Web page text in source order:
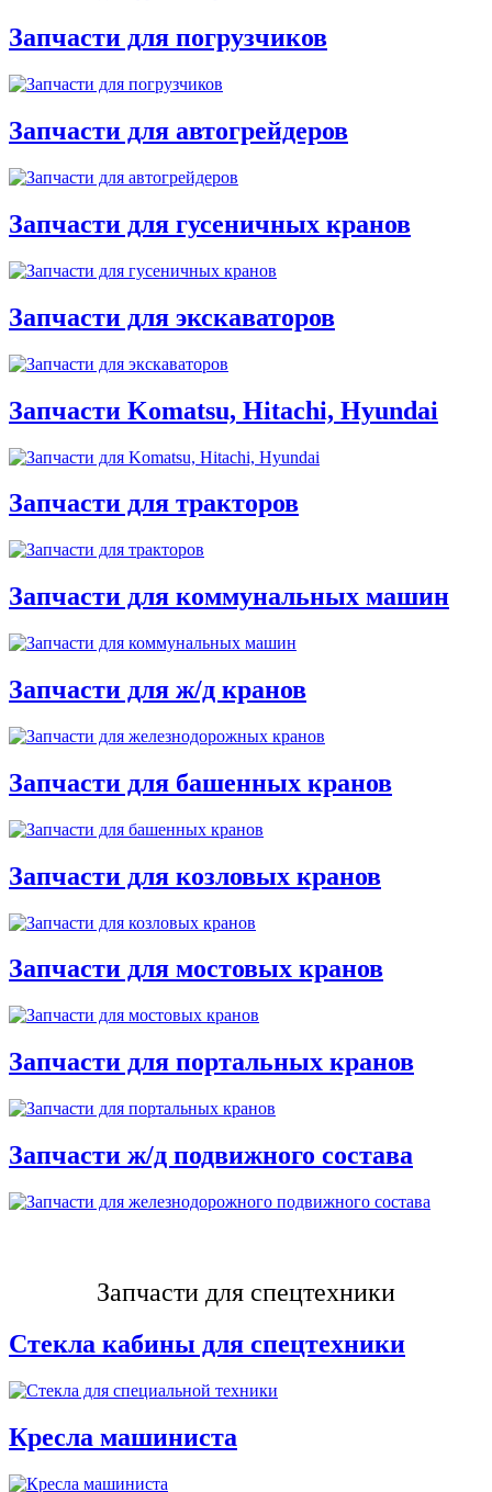
Запчасти для погрузчиков
Запчасти для автогрейдеров
Запчасти для гусеничных кранов
Запчасти для экскаваторов
Запчасти Komatsu, Hitachi, Hyundai
Запчасти для тракторов
Запчасти для коммунальных машин
Запчасти для ж/д кранов
Запчасти для башенных кранов
Запчасти для козловых кранов
Запчасти для мостовых кранов
Запчасти для портальных кранов
Запчасти ж/д подвижного состава
Запчасти для спецтехники
Стекла кабины для спецтехники
Кресла машиниста